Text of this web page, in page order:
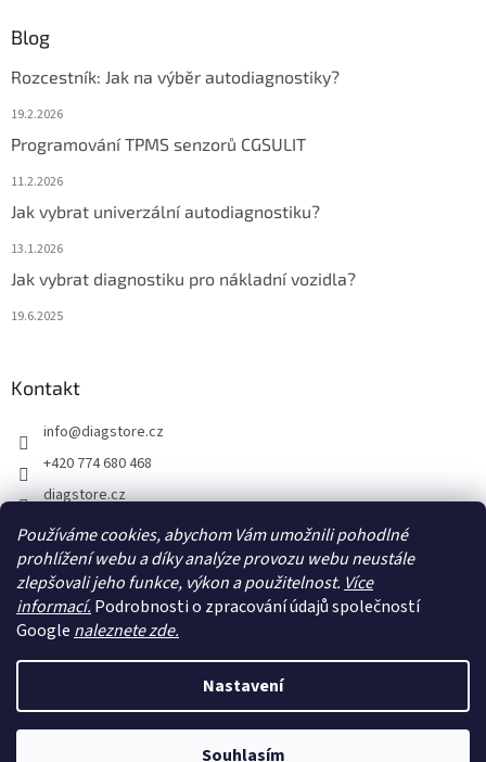
Používáme cookies, abychom Vám umožnili pohodlné
prohlížení webu a díky analýze provozu webu neustále
zlepšovali jeho funkce, výkon a použitelnost. Více
informací. Podrobnosti o zpracování údajů společností
Google naleznete zde.
Nastavení
Souhlasím
Blog
Rozcestník: Jak na výběr autodiagnostiky?
19.2.2026
Programování TPMS senzorů CGSULIT
11.2.2026
Jak vybrat univerzální autodiagnostiku?
13.1.2026
Jak vybrat diagnostiku pro nákladní vozidla?
19.6.2025
Kontakt
info@diagstore.cz
+420 774 680 468
diagstore.cz
diagstorecz
diagstore
@diagstorecz
Copyright 2026diagstore.cz. Všechna práva vyhrazena.Upravit
nastavení cookies